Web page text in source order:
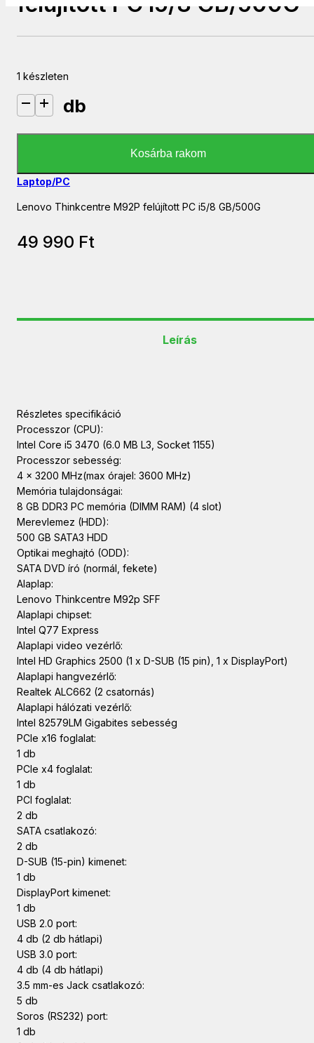
Laptop/PC
Lenovo Thinkcentre M92P felújított PC i5/8 GB/500G
49 990 Ft
1 készleten
Lenovo Thinkcentre M92P felújított PC i5/8 GB/500G mennyiség
db
Kosárba rakom
Leírás
Részletes specifikáció
Processzor (CPU):
Intel Core i5 3470 (6.0 MB L3, Socket 1155)
Processzor sebesség:
4 x 3200 MHz(max órajel: 3600 MHz)
Memória tulajdonságai:
8 GB DDR3 PC memória (DIMM RAM) (4 slot)
Merevlemez (HDD):
500 GB SATA3 HDD
Optikai meghajtó (ODD):
SATA DVD író (normál, fekete)
Alaplap:
Lenovo Thinkcentre M92p SFF
Alaplapi chipset:
Intel Q77 Express
Alaplapi video vezérlő:
Intel HD Graphics 2500 (1 x D-SUB (15 pin), 1 x DisplayPort)
Alaplapi hangvezérlő:
Realtek ALC662 (2 csatornás)
Alaplapi hálózati vezérlő:
Intel 82579LM Gigabites sebesség
PCIe x16 foglalat:
1 db
PCIe x4 foglalat:
1 db
PCI foglalat:
2 db
SATA csatlakozó:
2 db
D-SUB (15-pin) kimenet:
1 db
DisplayPort kimenet:
1 db
USB 2.0 port:
4 db (2 db hátlapi)
USB 3.0 port:
4 db (4 db hátlapi)
3.5 mm-es Jack csatlakozó:
5 db
Soros (RS232) port:
1 db